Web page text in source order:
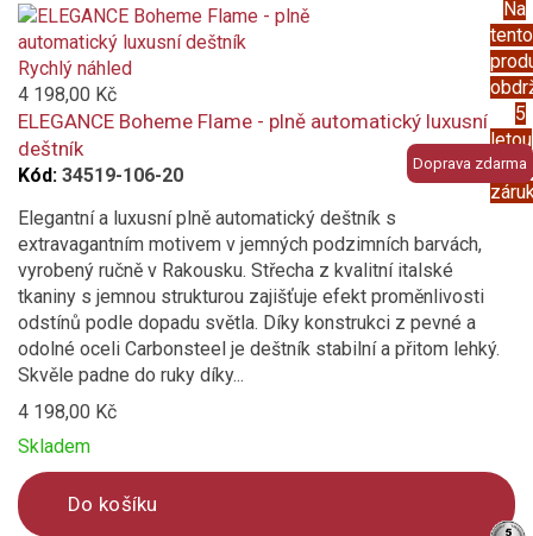
Na
tento
5
letou
Product
is
added
to
compare
Doprava zdarma
Rychlý náhled
4 198,00 Kč
ELEGANCE Boheme Flame - plně automatický luxusní
deštník
Kód: 34519-106-20
Elegantní a luxusní plně automatický deštník s
extravagantním motivem v jemných podzimních barvách,
vyrobený ručně v Rakousku. Střecha z kvalitní italské
tkaniny s jemnou strukturou zajišťuje efekt proměnlivosti
odstínů podle dopadu světla. Díky konstrukci z pevné a
odolné oceli Carbonsteel je deštník stabilní a přitom lehký.
Skvěle padne do ruky díky...
4 198,00 Kč
Skladem
Do košíku